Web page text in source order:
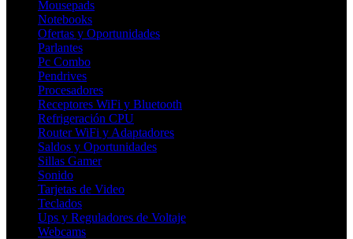
Mousepads
Notebooks
Ofertas y Oportunidades
Parlantes
Pc Combo
Pendrives
Procesadores
Receptores WiFi y Bluetooth
Refrigeración CPU
Router WiFi y Adaptadores
Saldos y Oportunidades
Sillas Gamer
Sonido
Tarjetas de Video
Teclados
Ups y Reguladores de Voltaje
Webcams